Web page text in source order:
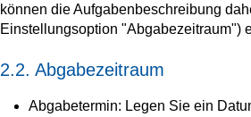
können die Aufgabenbeschreibung
Einstellungsoption "Abgabezeitraum")
2.2. Abgabezeitraum
Abgabetermin: Legen Sie ein